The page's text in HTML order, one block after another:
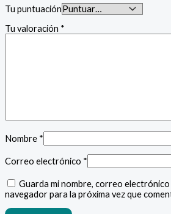
Tu puntuación
Tu valoración *
Nombre *
Correo electrónico *
Guarda mi nombre, correo
navegador para la próxima vez que